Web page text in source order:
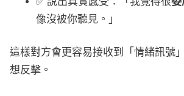
像沒被你聽見。」
這樣對方會更容易接收到「情緒訊號
想反擊。